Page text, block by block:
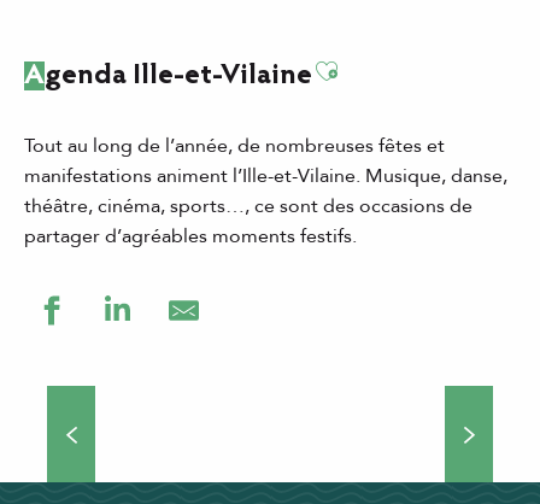
Agenda Ille-et-VilaineAjouter aux
Tout au long de l’année, de nombreuses fêtes et
manifestations animent l’Ille-et-Vilaine. Musique, danse,
théâtre, cinéma, sports…, ce sont des occasions de
partager d’agréables moments festifs.
Théâtre de rue, concerts, manifestations culturelles et
sportives… Si vous choisissez de venir séjourner en Ille-
DÉCOUVRIR